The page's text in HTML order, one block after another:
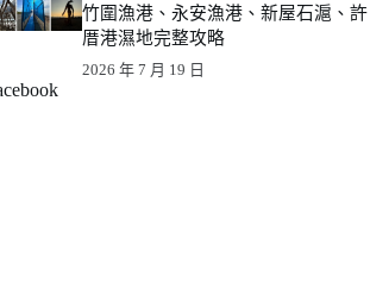
竹圍漁港、永安漁港、新屋石滬、許
厝港濕地完整攻略
2026 年 7 月 19 日